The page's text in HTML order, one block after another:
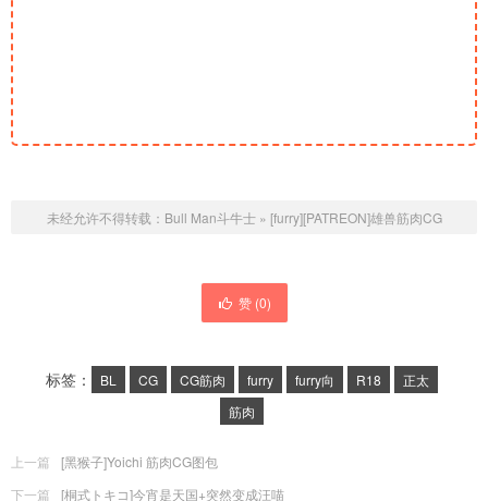
未经允许不得转载： Bull Man斗牛士» [furry][PATREON]雄兽筋肉CG
赞 (0)
标签： BL CG CG筋肉 furry furry向 R18
正太
筋肉
上一篇
[黑猴子]Yoichi 筋肉CG图包
下一篇
[桐式トキコ]今宵是天国+突然变成汪喵